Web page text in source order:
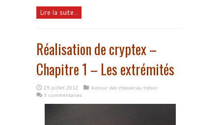
Lire la suite...
Réalisation de cryptex –
Chapitre 1 – Les extrémités
25 juillet 2012
Autour des chasses au trésor
3 commentaires